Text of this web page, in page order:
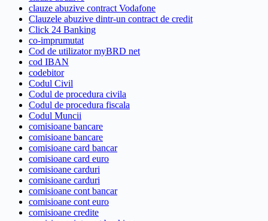
clauze abuzive contract Vodafone
Clauzele abuzive dintr-un contract de credit
Click 24 Banking
co-imprumutat
Cod de utilizator myBRD net
cod IBAN
codebitor
Codul Civil
Codul de procedura civila
Codul de procedura fiscala
Codul Muncii
comisioane bancare
comisioane bancare
comisioane card bancar
comisioane card euro
comisioane carduri
comisioane carduri
comisioane cont bancar
comisioane cont euro
comisioane credite